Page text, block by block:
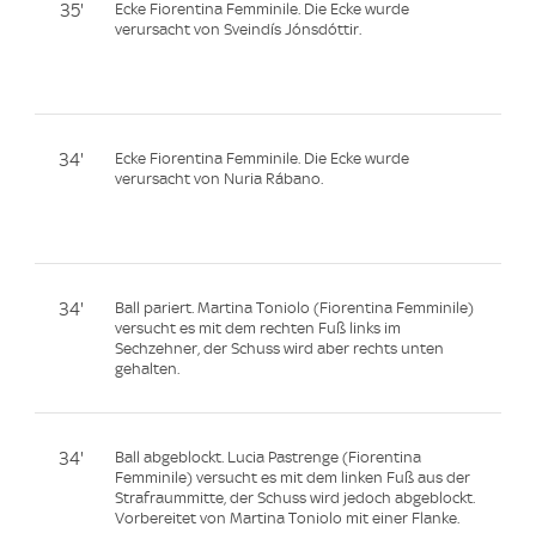
35'
Ecke Fiorentina Femminile. Die Ecke wurde
verursacht von Sveindís Jónsdóttir.
34'
Ecke Fiorentina Femminile. Die Ecke wurde
verursacht von Nuria Rábano.
34'
Ball pariert. Martina Toniolo (Fiorentina Femminile)
versucht es mit dem rechten Fuß links im
Sechzehner, der Schuss wird aber rechts unten
gehalten.
34'
Ball abgeblockt. Lucia Pastrenge (Fiorentina
Femminile) versucht es mit dem linken Fuß aus der
Strafraummitte, der Schuss wird jedoch abgeblockt.
Vorbereitet von Martina Toniolo mit einer Flanke.